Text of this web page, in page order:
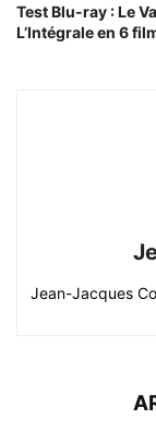
Test Blu-ray : Le
L’Intégrale en 6
Jean-Jacques